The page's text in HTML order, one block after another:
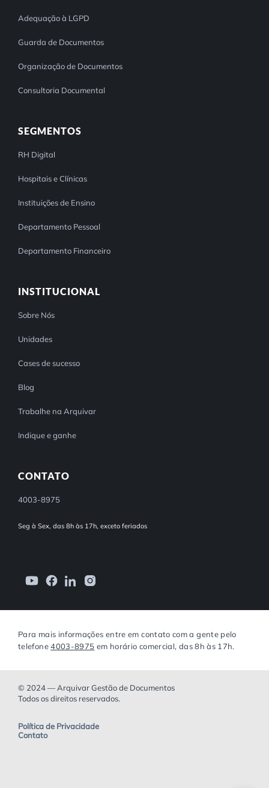
Adequação à LGPD
Guarda de Documentos
Organização de Documentos
Consultoria Documental
SEGMENTOS
RH Digital
Hospitais e Clínicas
Instituições de Ensino
Departamento Pessoal
Departamento Financeiro
INSTITUCIONAL
Sobre Nós
Unidades
Cases de sucesso
Blog
Trabalhe na Arquivar
Indique e ganhe
CONTATO
4003-8975
Seg à Sex, das 8h às 17h, exceto feriados
Para mais informações entre em contato com a gente pelo
telefone4003-8975 em horário comercial, das 8h às 17h.
© 2024 — Arquivar Gestão de Documentos
Todos os direitos reservados.
Política de Privacidade
Contato